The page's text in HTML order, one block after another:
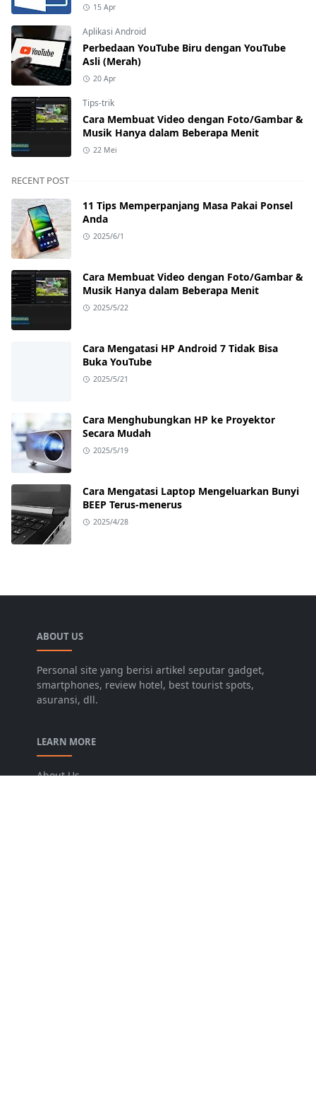
15 Apr
Aplikasi Android
Perbedaan YouTube Biru dengan YouTube
Asli (Merah)
20 Apr
Tips-trik
Cara Membuat Video dengan Foto/Gambar &
Musik Hanya dalam Beberapa Menit
22 Mei
RECENT POST
11 Tips Memperpanjang Masa Pakai Ponsel
Anda
2025/6/1
Cara Membuat Video dengan Foto/Gambar &
Musik Hanya dalam Beberapa Menit
2025/5/22
Cara Mengatasi HP Android 7 Tidak Bisa
Buka YouTube
2025/5/21
Cara Menghubungkan HP ke Proyektor
Secara Mudah
2025/5/19
Cara Mengatasi Laptop Mengeluarkan Bunyi
BEEP Terus-menerus
2025/4/28
ABOUT US
Personal site yang berisi artikel seputar gadget,
smartphones, review hotel, best tourist spots,
asuransi, dll.
LEARN MORE
About Us